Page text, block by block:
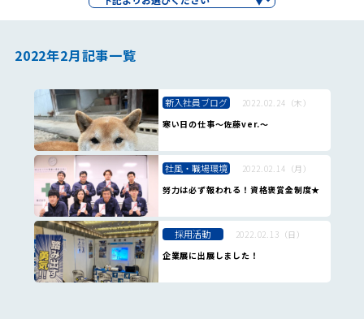
2022年2月記事一覧
新入社員ブログ
2022.02.24（木）
寒い日の仕事～佐藤ver.～
社風・職場環境
2022.02.14（月）
努力は必ず報われる！資格褒賞金制度★
採用活動
2022.02.13（日）
企業展に出展しました！